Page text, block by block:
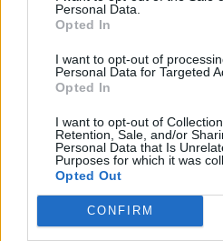
Personal Data.
Opted In
I want to opt-out of
Personal Data for Targeted
Opted In
I want to opt-out of
Retention, Sale, and/or
Personal Data that Is
Purposes for which it was
Opted Out
CONFIRM
De Legibus, Libro 1,
PERIODO CLASSICO
PERIODO CLASSICO
De Legibus, Libro 2,